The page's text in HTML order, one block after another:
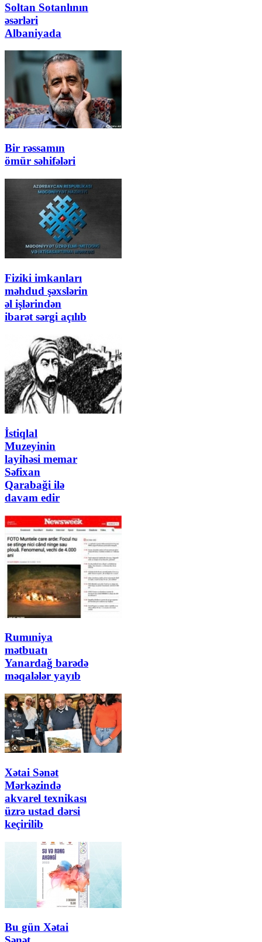
Soltan Sotanlının
əsərləri
Albaniyada
Bir rəssamın
ömür səhifələri
Fiziki imkanları
məhdud şəxslərin
əl işlərindən
ibarət sərgi açılıb
İstiqlal
Muzeyinin
layihəsi memar
Səfixan
Qarabaği ilə
davam edir
Rumıniya
mətbuatı
Yanardağ barədə
məqalələr yayıb
Xətai Sənət
Mərkəzində
akvarel texnikası
üzrə ustad dərsi
keçirilib
Bu gün Xətai